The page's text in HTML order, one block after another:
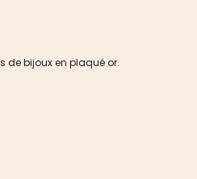
de bijoux en plaqué or.